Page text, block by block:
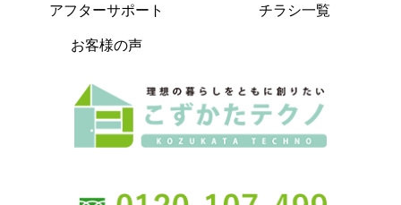
アフターサポート
お客様の声
チラシ一覧